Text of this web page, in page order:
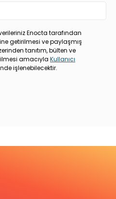
Enocta tarafından
getirilmesi ve paylaşmış
tanıtım, bülten ve
amacıyla Kullanıcı
işlenebilecektir.